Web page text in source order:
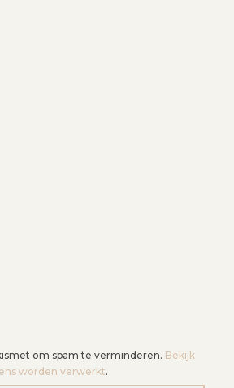
om spam te verminderen. Bekijk
worden verwerkt.